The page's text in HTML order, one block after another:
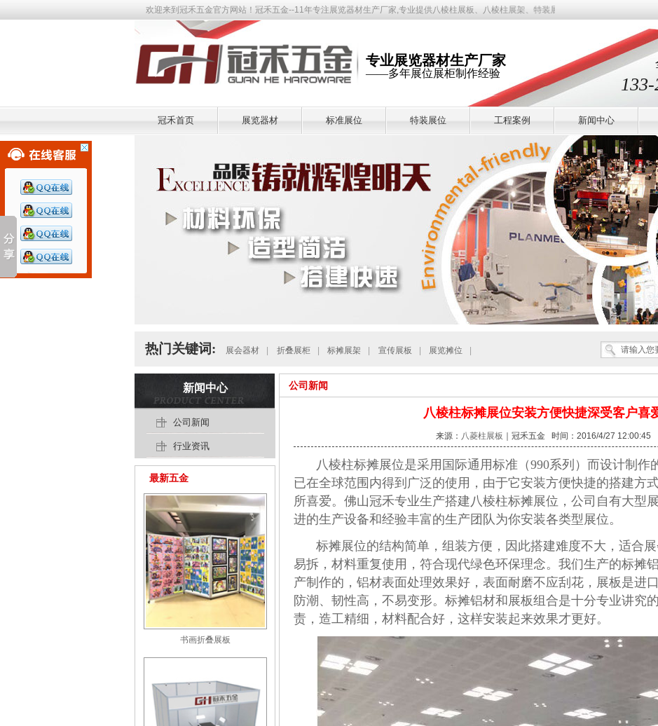
欢迎来到冠禾五金官方网站！冠禾五金--11年专注展览器材生产厂家,专业提供八棱柱展板、八棱柱展架、特装展位、标摊展板、八棱柱、铝展柜、
专业展览器材生产厂家
——多年展位展柜制作经验
冠禾首页 展览器材 标准展位 特装展位 工程案例 新闻中心
热门关键词: 展会器材 折叠展柜 标摊展架 宣传展板 展览摊位
公司新闻
八棱柱标摊展位安装方便快捷深受客户喜
来源： 八菱柱展板 ｜冠禾五金 时间：2016/4/27 12:00:45
八棱柱标摊展位是采用国际通用标准（990系列）而设计制作
已在全球范围内得到广泛的使用 ，由于它安装方便快捷的搭建方
所喜爱。佛山冠禾专业生产搭建八棱柱标摊展位，公司自有大型
进的生产设备和经验丰富的生产团队为你安装各类型展位。
标摊展位的结构简单，组装方便，因此搭建难度不大，适合
易拆，材料重复使用，符合现代绿色环保理念。我们生产的标摊
产制作的，铝材表面处理效果好，表面耐磨不应刮花，展板是进
防潮、韧性高，不易变形。标摊铝材和展板组合是十分专业讲究
责，造工精细，材料配合好，这样安装起来效果才更好。
新闻中心
公司新闻
行业资讯
最新五金
书画折叠展板